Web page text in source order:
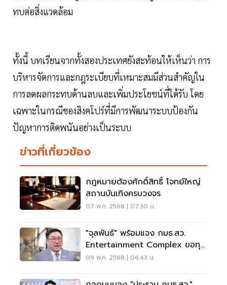
ทบต่อสิ่งแวดล้อม
ทั้งนี้ บทเรียนจากทั้งสองประเทศยังสะท้อนให้เห็นว่า การ
บริหารจัดการและกฎระเบียบที่เหมาะสมมีส่วนสำคัญใน
การลดผลกระทบด้านลบและเพิ่มประโยชน์ที่ได้รับ โดย
เฉพาะในกรณีของสิงคโปร์ที่มีการพัฒนาระบบป้องกัน
ปัญหาการติดพนันอย่างเป็นระบบ
ข่าวที่เกี่ยวข้อง
กฎหมายต้องศักดิ์สิทธิ์ โจทย์ใหญ่
สถานบันเทิงครบวงจร
07 พ.ค. 2568 | 07:30 น.
"จุลพันธ์" พร้อมแจง กมธ.สว.
Entertainment Complex ขอทุก
ฝ่ายเปิดใจ
09 พ.ค. 2568 | 06:43 น.